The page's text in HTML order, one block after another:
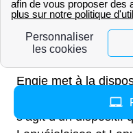
FranceConnect.
Qu’est-ce
Services à
Engie met à la
Lanuéjols, Gard
s’agit d’un dispositif